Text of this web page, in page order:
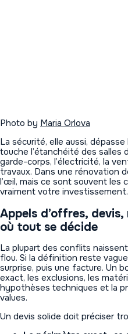
Photo by Maria Orlova
La sécurité, elle aussi,
touche l’étanchéité des salles
garde-corps, l’électricité, la
travaux. Dans une rénovation
l’œil, mais ce sont souvent les
vraiment votre investissement.
Appels d’offres,
où tout se décide
La plupart des conflits
flou. Si la définition reste
surprise, puis une facture. Un
exact, les exclusions, les
hypothèses techniques et la
values.
Un devis solide doit préciser